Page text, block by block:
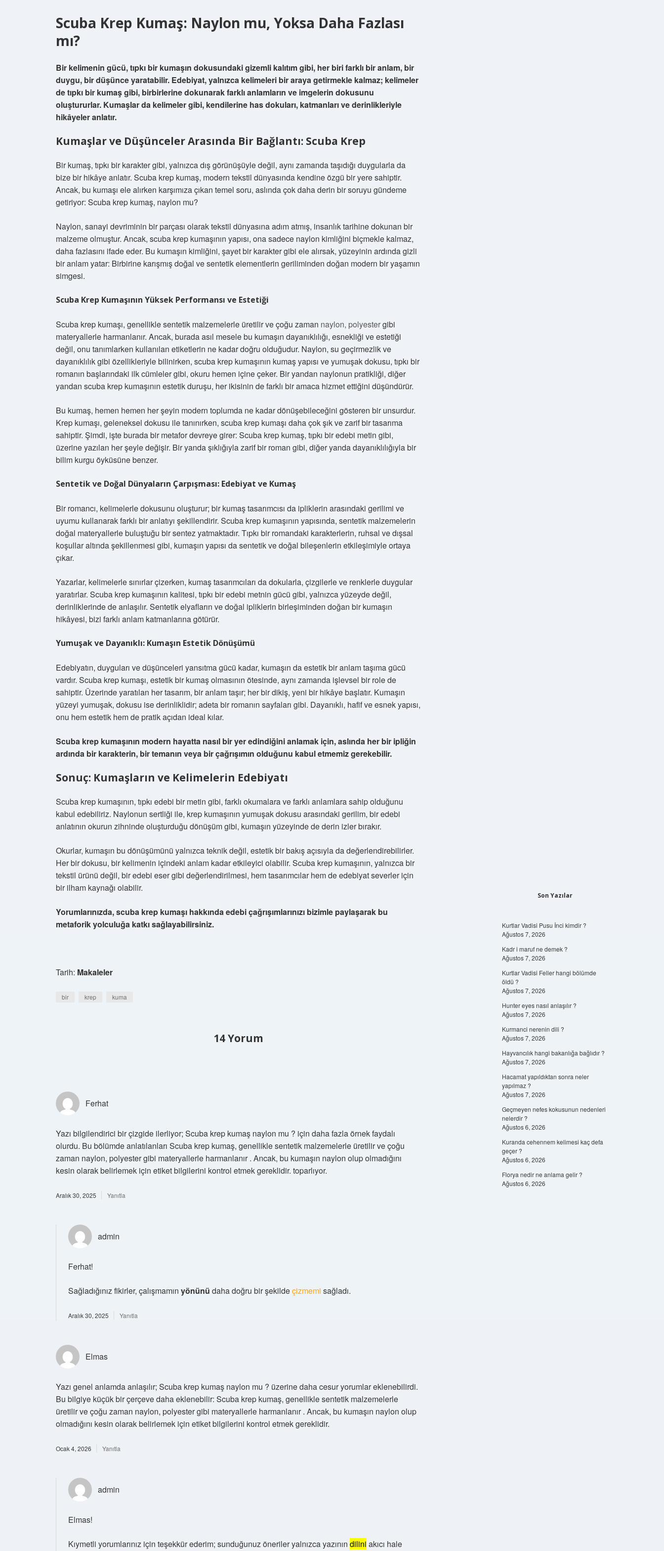
Scuba Krep Kumaş: Naylon mu, Yoksa Daha Fazlası
mı?
Bir kelimenin gücü, tıpkı bir kumaşın dokusundaki gizemli kalıtım gibi, her biri farklı bir anlam, bir
duygu, bir düşünce yaratabilir. Edebiyat, yalnızca kelimeleri bir araya getirmekle kalmaz; kelimeler
de tıpkı bir kumaş gibi, birbirlerine dokunarak farklı anlamların ve imgelerin dokusunu
oluştururlar. Kumaşlar da kelimeler gibi, kendilerine has dokuları, katmanları ve derinlikleriyle
hikâyeler anlatır.
Kumaşlar ve Düşünceler Arasında Bir Bağlantı: Scuba Krep
Bir kumaş, tıpkı bir karakter gibi, yalnızca dış görünüşüyle değil, aynı zamanda taşıdığı duygularla da
bize bir hikâye anlatır. Scuba krep kumaş, modern tekstil dünyasında kendine özgü bir yere sahiptir.
Ancak, bu kumaşı ele alırken karşımıza çıkan temel soru, aslında çok daha derin bir soruyu gündeme
getiriyor: Scuba krep kumaş, naylon mu?
Naylon, sanayi devriminin bir parçası olarak tekstil dünyasına adım atmış, insanlık tarihine dokunan bir
malzeme olmuştur. Ancak, scuba krep kumaşının yapısı, ona sadece naylon kimliğini biçmekle kalmaz,
daha fazlasını ifade eder. Bu kumaşın kimliğini, şayet bir karakter gibi ele alırsak, yüzeyinin ardında gizli
bir anlam yatar: Birbirine karışmış doğal ve sentetik elementlerin geriliminden doğan modern bir yaşamın
simgesi.
Scuba Krep Kumaşının Yüksek Performansı ve Estetiği
Scuba krep kumaşı, genellikle sentetik malzemelerle üretilir ve çoğu zaman naylon, polyestergibi
materyallerle harmanlanır. Ancak, burada asıl mesele bu kumaşın dayanıklılığı, esnekliği ve estetiği
değil, onu tanımlarken kullanılan etiketlerin ne kadar doğru olduğudur. Naylon, su geçirmezlik ve
dayanıklılık gibi özellikleriyle bilinirken, scuba krep kumaşının kumaş yapısı ve yumuşak dokusu, tıpkı bir
romanın başlarındaki ilk cümleler gibi, okuru hemen içine çeker. Bir yandan naylonun pratikliği, diğer
yandan scuba krep kumaşının estetik duruşu, her ikisinin de farklı bir amaca hizmet ettiğini düşündürür.
Bu kumaş, hemen hemen her şeyin modern toplumda ne kadar dönüşebileceğini gösteren bir unsurdur.
Krep kumaşı, geleneksel dokusu ile tanınırken, scuba krep kumaşı daha çok şık ve zarif bir tasarıma
sahiptir. Şimdi, işte burada bir metafor devreye girer: Scuba krep kumaş, tıpkı bir edebi metin gibi,
üzerine yazılan her şeyle değişir. Bir yanda şıklığıyla zarif bir roman gibi, diğer yanda dayanıklılığıyla bir
bilim kurgu öyküsüne benzer.
Sentetik ve Doğal Dünyaların Çarpışması: Edebiyat ve Kumaş
Bir romancı, kelimelerle dokusunu oluşturur; bir kumaş tasarımcısı da ipliklerin arasındaki gerilimi ve
uyumu kullanarak farklı bir anlatıyı şekillendirir. Scuba krep kumaşının yapısında, sentetik malzemelerin
doğal materyallerle buluştuğu bir sentez yatmaktadır. Tıpkı bir romandaki karakterlerin, ruhsal ve dışsal
koşullar altında şekillenmesi gibi, kumaşın yapısı da sentetik ve doğal bileşenlerin etkileşimiyle ortaya
çıkar.
Yazarlar, kelimelerle sınırlar çizerken, kumaş tasarımcıları da dokularla, çizgilerle ve renklerle duygular
yaratırlar. Scuba krep kumaşının kalitesi, tıpkı bir edebi metnin gücü gibi, yalnızca yüzeyde değil,
derinliklerinde de anlaşılır. Sentetik elyafların ve doğal ipliklerin birleşiminden doğan bir kumaşın
hikâyesi, bizi farklı anlam katmanlarına götürür.
Yumuşak ve Dayanıklı: Kumaşın Estetik Dönüşümü
Edebiyatın, duyguları ve düşünceleri yansıtma gücü kadar, kumaşın da estetik bir anlam taşıma gücü
vardır. Scuba krep kumaşı, estetik bir kumaş olmasının ötesinde, aynı zamanda işlevsel bir role de
sahiptir. Üzerinde yaratılan her tasarım, bir anlam taşır; her bir dikiş, yeni bir hikâye başlatır. Kumaşın
yüzeyi yumuşak, dokusu ise derinliklidir; adeta bir romanın sayfaları gibi. Dayanıklı, hafif ve esnek yapısı,
onu hem estetik hem de pratik açıdan ideal kılar.
Scuba krep kumaşının modern hayatta nasıl bir yer edindiğini anlamak için, aslında her bir ipliğin
ardında bir karakterin, bir temanın veya bir çağrışımın olduğunu kabul etmemiz gerekebilir.
Sonuç: Kumaşların ve Kelimelerin Edebiyatı
Scuba krep kumaşının, tıpkı edebi bir metin gibi, farklı okumalara ve farklı anlamlara sahip olduğunu
kabul edebiliriz. Naylonun sertliği ile, krep kumaşının yumuşak dokusu arasındaki gerilim, bir edebi
anlatının okurun zihninde oluşturduğu dönüşüm gibi, kumaşın yüzeyinde de derin izler bırakır.
Okurlar, kumaşın bu dönüşümünü yalnızca teknik değil, estetik bir bakış açısıyla da değerlendirebilirler.
Her bir dokusu, bir kelimenin içindeki anlam kadar etkileyici olabilir. Scuba krep kumaşının, yalnızca bir
tekstil ürünü değil, bir edebi eser gibi değerlendirilmesi, hem tasarımcılar hem de edebiyat severler için
bir ilham kaynağı olabilir.
Yorumlarınızda, scuba krep kumaşı hakkında edebi çağrışımlarınızı bizimle paylaşarak bu
metaforik yolculuğa katkı sağlayabilirsiniz.
Tarih: Makaleler
bir krep kuma
14 Yorum
Ferhat
Yazı bilgilendirici bir çizgide ilerliyor; Scuba krep kumaş naylon mu ? için daha fazla örnek faydalı
olurdu. Bu bölümde anlatılanları Scuba krep kumaş, genellikle sentetik malzemelerle üretilir ve çoğu
zaman naylon, polyester gibi materyallerle harmanlanır . Ancak, bu kumaşın naylon olup olmadığını
kesin olarak belirlemek için etiket bilgilerini kontrol etmek gereklidir. toparlıyor.
Aralık 30, 2025 Yanıtla
admin
Ferhat!
Sağladığınız fikirler, çalışmamın yönünü daha doğru bir şekildeçizmemi sağladı.
Aralık 30, 2025 Yanıtla
Elmas
Yazı genel anlamda anlaşılır; Scuba krep kumaş naylon mu ? üzerine daha cesur yorumlar eklenebilirdi.
Bu bilgiye küçük bir çerçeve daha eklenebilir: Scuba krep kumaş, genellikle sentetik malzemelerle
üretilir ve çoğu zaman naylon, polyester gibi materyallerle harmanlanır . Ancak, bu kumaşın naylon olup
olmadığını kesin olarak belirlemek için etiket bilgilerini kontrol etmek gereklidir.
Ocak 4, 2026 Yanıtla
admin
Elmas!
Kıymetli yorumlarınız için teşekkür ederim; sunduğunuz öneriler yalnızca yazının dilini akıcı hale
Son Yazılar
Kurtlar Vadisi Pusu İnci kimdir ?
Ağustos 7, 2026
Kadr i maruf ne demek ?
Ağustos 7, 2026
Kurtlar Vadisi Feller hangi bölümde
öldü ?
Ağustos 7, 2026
Hunter eyes nasıl anlaşılır ?
Ağustos 7, 2026
Kurmanci nerenin dili ?
Ağustos 7, 2026
Hayvancılık hangi bakanlığa bağlıdır ?
Ağustos 7, 2026
Hacamat yapıldıktan sonra neler
yapılmaz ?
Ağustos 7, 2026
Geçmeyen nefes kokusunun nedenleri
nelerdir ?
Ağustos 6, 2026
Kuranda cehennem kelimesi kaç defa
geçer ?
Ağustos 6, 2026
Florya nedir ne anlama gelir ?
Ağustos 6, 2026